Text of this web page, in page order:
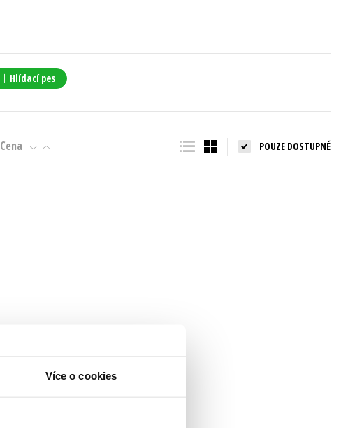
Více o cookies
Hlídací pes
Cena POUZE DOSTUPNÉ